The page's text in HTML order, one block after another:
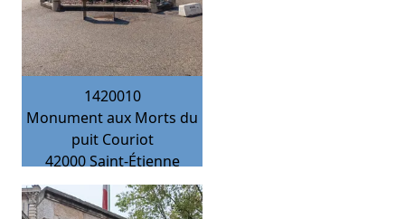
1420010
Monument aux Morts du
puit Couriot
42000 Saint-Étienne